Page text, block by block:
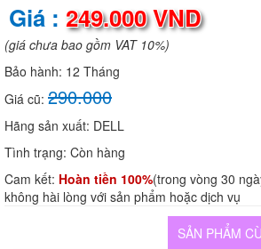
Giá : 249.000 VND
(giá chưa bao gồm VAT 10%)
Bảo hành: 12 Tháng
Giá cũ: 290.000
Hãng sản xuất: DELL
Tình trạng: Còn hàng
Cam kết: Hoàn tiền 100%(trong vòng 30
không hài lòng với sản phẩm hoặc dịch vụ
SẢN PHẨM